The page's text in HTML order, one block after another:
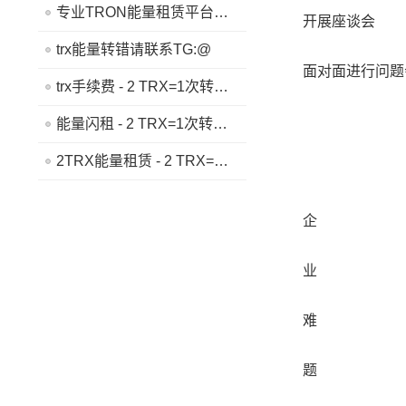
专业TRON能量租赁平台 - 2 TRX=1次转账次数 直接节省80%!无视对方有没有U或者是否交易所,低于 2 TRX的都是钓鱼的骗子- 复制地址【THXfhfV6ThhYzt7d8mm4KL3dE5LWBbwb3s】转 2 TRX即可0手续费转账!TG机器人: @jzzTRXbot 官网: https://jzztrx.com
trx能量转错请联系TG:@
trx手续费 - 2 TRX=1次转账次数 直接节省80%!无视对方有没有U或者是否交易所,低于 2 TRX的都是钓鱼的骗子- 复制地址【THXfhfV6ThhYzt7d8mm4KL3dE5LWBbwb3s】转 2 TRX即可0手续费转账!TG机器人: @jzzTRXbot 官网: https://jzztrx.com
能量闪租 - 2 TRX=1次转账次数 直接节省80%!无视对方有没有U或者是否交易所,低于 2 TRX的都是钓鱼的骗子- 复制地址【THXfhfV6ThhYzt7d8mm4KL3dE5LWBbwb3s】转 2 TRX即可0手续费转账!TG机器人: @jzzTRXbot 官网: https://jzztrx.com
2TRX能量租赁 - 2 TRX=1次转账次数 直接节省80%!无视对方有没有U或者是否交易所,低于 2 TRX的都是钓鱼的骗子- 复制地址【THXfhfV6ThhYzt7d8mm4KL3dE5LWBbwb3s】转 2 TRX即可0手续费转账!TG机器人: @jzzTRXbot 官网: https://jzztrx.com
开展座谈会
面对面进行问题
企
业
难
题